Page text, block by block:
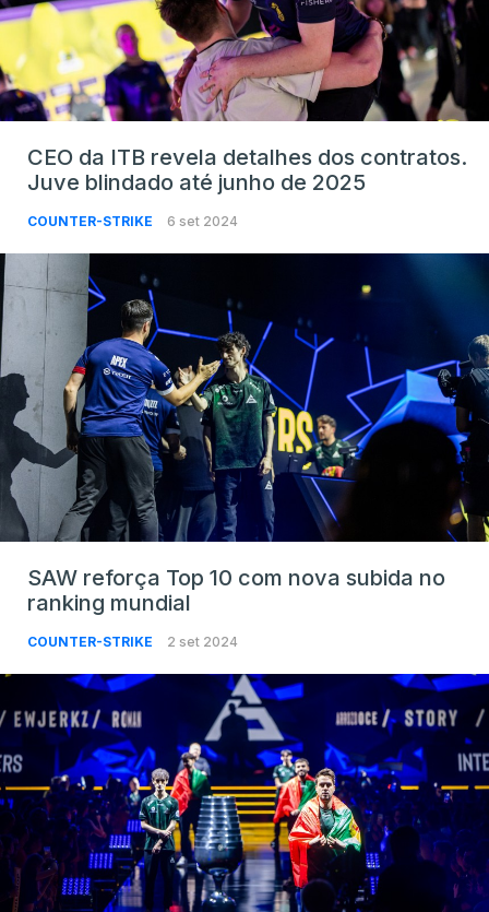
CEO da ITB revela detalhes dos contratos.
Juve blindado até junho de 2025
COUNTER-STRIKE 6 set 2024
SAW reforça Top 10 com nova subida no
ranking mundial
COUNTER-STRIKE 2 set 2024